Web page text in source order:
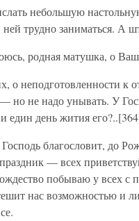
небольшую
трудно заниматься. А
родная матушка, о
о неподготовленности к
но не надо унывать. У
един день жития
благословит, до
— всех
побываю у всех с
нас возможностью и